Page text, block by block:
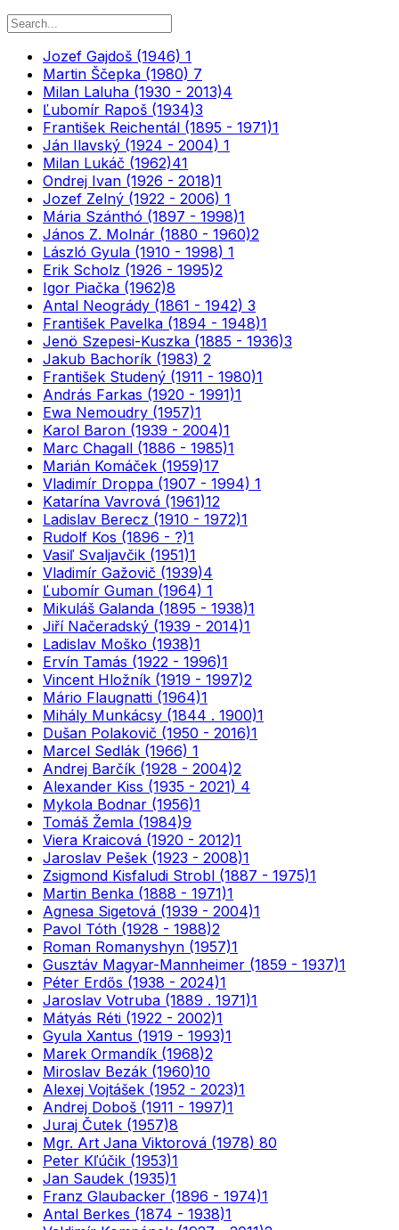
Jozef Gajdoš (1946) 1
Martin Ščepka (1980) 7
Milan Laluha (1930 - 2013)4
Ľubomír Rapoš (1934)3
František Reichentál (1895 - 1971)1
Ján Ilavský (1924 - 2004) 1
Milan Lukáč (1962)41
Ondrej Ivan (1926 - 2018)1
Jozef Zelný (1922 - 2006) 1
Mária Szánthó (1897 - 1998)1
János Z. Molnár (1880 - 1960)2
László Gyula (1910 - 1998) 1
Erik Scholz (1926 - 1995)2
Igor Piačka (1962)8
Antal Neogrády (1861 - 1942) 3
František Pavelka (1894 - 1948)1
Jenö Szepesi-Kuszka (1885 - 1936)3
Jakub Bachorík (1983) 2
František Studený (1911 - 1980)1
András Farkas (1920 - 1991)1
Ewa Nemoudry (1957)1
Karol Baron (1939 - 2004)1
Marc Chagall (1886 - 1985)1
Marián Komáček (1959)17
Vladimír Droppa (1907 - 1994) 1
Katarína Vavrová (1961)12
Ladislav Berecz (1910 - 1972)1
Rudolf Kos (1896 - ?)1
Vasiľ Svaljavčik (1951)1
Vladimír Gažovič (1939)4
Ľubomír Guman (1964) 1
Mikuláš Galanda (1895 - 1938)1
Jiří Načeradský (1939 - 2014)1
Ladislav Moško (1938)1
Ervín Tamás (1922 - 1996)1
Vincent Hložník (1919 - 1997)2
Mário Flaugnatti (1964)1
Mihály Munkácsy (1844 . 1900)1
Dušan Polakovič (1950 - 2016)1
Marcel Sedlák (1966) 1
Andrej Barčík (1928 - 2004)2
Alexander Kiss (1935 - 2021) 4
Mykola Bodnar (1956)1
Tomáš Žemla (1984)9
Viera Kraicová (1920 - 2012)1
Jaroslav Pešek (1923 - 2008)1
Zsigmond Kisfaludi Strobl (1887 - 1975)1
Martin Benka (1888 - 1971)1
Agnesa Sigetová (1939 - 2004)1
Pavol Tóth (1928 - 1988)2
Roman Romanyshyn (1957)1
Gusztáv Magyar-Mannheimer (1859 - 1937)1
Péter Erdős (1938 - 2024)1
Jaroslav Votruba (1889 . 1971)1
Mátyás Réti (1922 - 2002)1
Gyula Xantus (1919 - 1993)1
Marek Ormandík (1968)2
Miroslav Bezák (1960)10
Alexej Vojtášek (1952 - 2023)1
Andrej Doboš (1911 - 1997)1
Juraj Čutek (1957)8
Mgr. Art Jana Viktorová (1978) 80
Peter Kľúčik (1953)1
Jan Saudek (1935)1
Franz Glaubacker (1896 - 1974)1
Antal Berkes (1874 - 1938)1